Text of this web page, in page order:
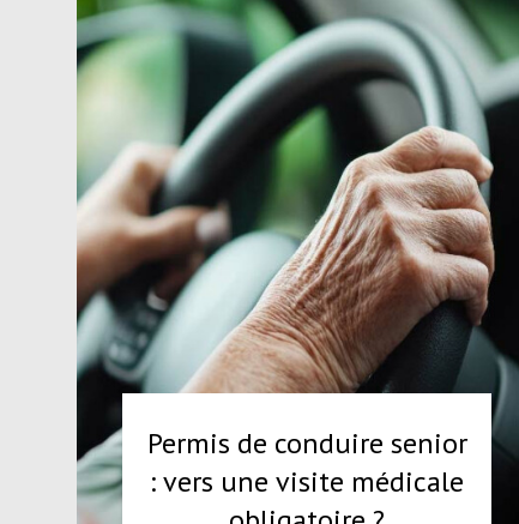
Permis de conduire senior
: vers une visite médicale